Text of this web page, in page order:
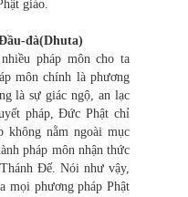
giáo.
đà(Dhuta)
pháp môn cho ta
môn chính là phương
là sự giác ngộ, an lạc
pháp, Đức Phật chỉ
không nằm ngoài mục
pháp môn nhận thức
Đế. Nói như vậy,
mọi phương pháp Phật